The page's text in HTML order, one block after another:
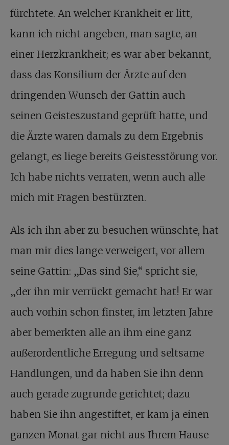
fürchtete. An welcher Krankheit er litt,
kann ich nicht angeben, man sagte, an
einer Herzkrankheit; es war aber bekannt,
dass das Konsilium der Ärzte auf den
dringenden Wunsch der Gattin auch
seinen Geisteszustand geprüft hatte, und
die Ärzte waren damals zu dem Ergebnis
gelangt, es liege bereits Geistesstörung vor.
Ich habe nichts verraten, wenn auch alle
mich mit Fragen bestürzten.
Als ich ihn aber zu besuchen wünschte, hat
man mir dies lange verweigert, vor allem
seine Gattin: „Das sind Sie,“ spricht sie,
„der ihn mir verrückt gemacht hat! Er war
auch vorhin schon finster, im letzten Jahre
aber bemerkten alle an ihm eine ganz
außerordentliche Erregung und seltsame
Handlungen, und da haben Sie ihn denn
auch gerade zugrunde gerichtet; dazu
haben Sie ihn angestiftet, er kam ja einen
ganzen Monat gar nicht aus Ihrem Hause